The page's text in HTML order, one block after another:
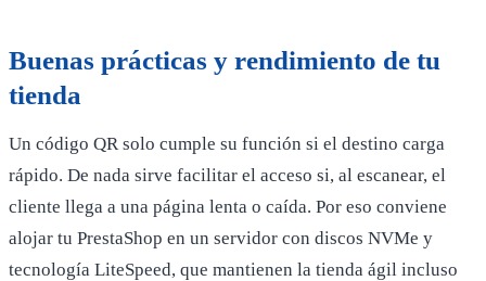
Buenas prácticas y rendimiento de tu
tienda
Un código QR solo cumple su función si el destino carga
rápido. De nada sirve facilitar el acceso si, al escanear, el
cliente llega a una página lenta o caída. Por eso conviene
alojar tu PrestaShop en un servidor con discos NVMe y
tecnología LiteSpeed, que mantienen la tienda ágil incluso